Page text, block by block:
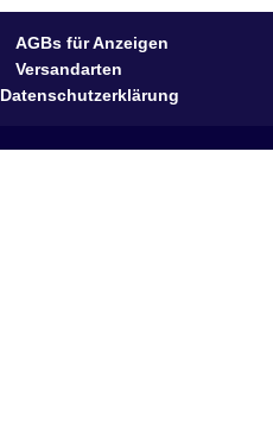
AGBs für Anzeigen
Versandarten
Datenschutzerklärung